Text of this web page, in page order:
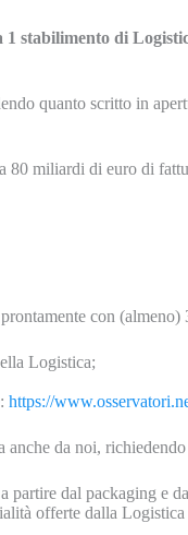
stabilimento di
quanto scritto in
80 miliardi di euro di
con
Logistica;
https://
da noi,
partire dal packaging e
offerte dalla Logistica